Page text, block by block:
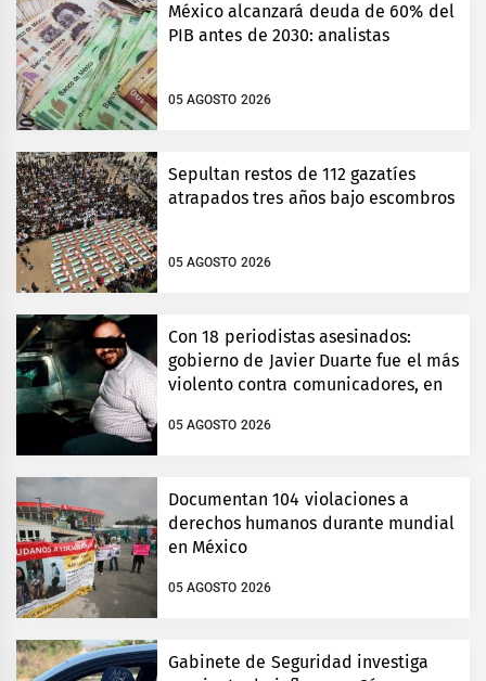
México alcanzará deuda de 60% del
PIB antes de 2030: analistas
05 AGOSTO 2026
Sepultan restos de 112 gazatíes
atrapados tres años bajo escombros
05 AGOSTO 2026
Con 18 periodistas asesinados:
gobierno de Javier Duarte fue el más
violento contra comunicadores, en
05 AGOSTO 2026
Documentan 104 violaciones a
derechos humanos durante mundial
en México
05 AGOSTO 2026
Gabinete de Seguridad investiga